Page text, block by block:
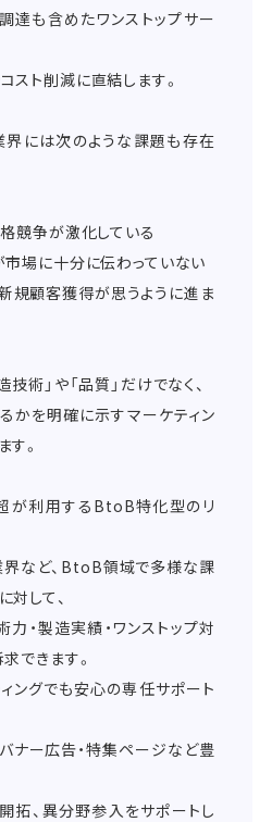
達も含めたワンストップサー
ト削減に直結します。
界には次のような課題も存在
競争が激化している
場に十分に伝わっていない
規顧客獲得が思うように進ま
技術」や「品質」だけでなく、
かを明確に示すマーケティン
。
が利用するBtoB特化型のリ
界など、BtoB領域で多様な課
して、
・製造実績・ワンストップ対
できます。
ングでも安心の専任サポート
ナー広告・特集ページなど豊
拓、異分野参入をサポートし